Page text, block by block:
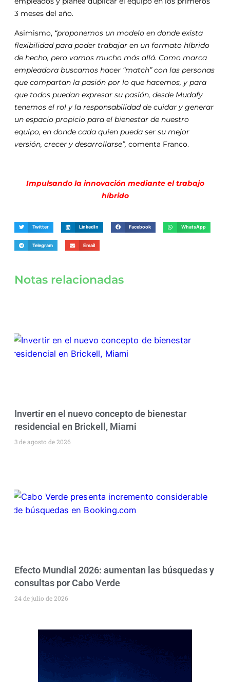
3 meses del año.
Asimismo, “proponemos un modelo en donde exista
flexibilidad para poder trabajar en un formato híbrido
de hecho, pero vamos mucho más allá. Como marca
empleadora buscamos hacer “match” con las personas
que compartan la pasión por lo que hacemos, y para
que todos puedan expresar su pasión, desde Mudafy
tenemos el rol y la responsabilidad de cuidar y generar
un espacio propicio para el bienestar de nuestro
equipo, en donde cada quien pueda ser su mejor
versión, crecer y desarrollarse”, comenta Franco.
Impulsando la innovación mediante el trabajo
híbrido
Twitter LinkedIn Facebook WhatsApp
Telegram Email
Notas relacionadas
Invertir en el nuevo concepto de bienestar
residencial en Brickell, Miami
3 de agosto de 2026
Efecto Mundial 2026: aumentan las búsquedas y
consultas por Cabo Verde
24 de julio de 2026